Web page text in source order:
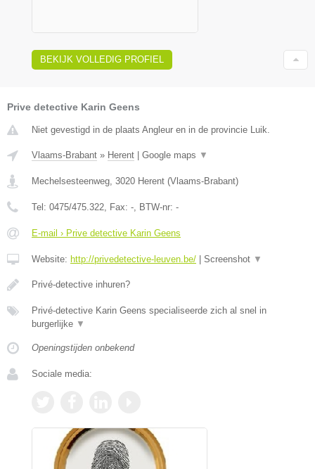
BEKIJK VOLLEDIG PROFIEL
Prive detective Karin Geens
Niet gevestigd in de plaats Angleur en in de provincie Luik.
Vlaams-Brabant » Herent | Google maps ▼
Mechelsesteenweg 3020 Herent (Vlaams-Brabant)
Tel: 0475/475.322 , Fax: - , BTW-nr: -
E-mail › Prive detective Karin Geens
Website: http://privedetective-leuven.be/ | Screenshot ▼
Privé-detective inhuren?
Privé-detective Karin Geens specialiseerde zich al snel in
burgerlijke ▼
Openingstijden onbekend
Sociale media: